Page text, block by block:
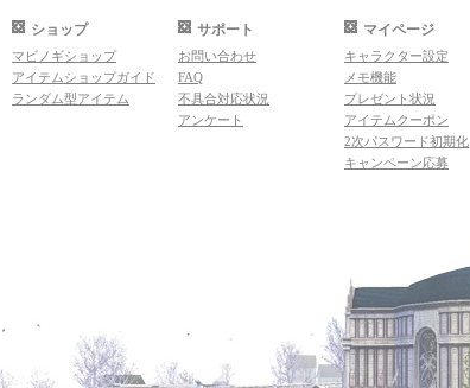
ショップ
マビノギショップ
アイテムショップガイド
ランダム型アイテム
サポート
お問い合わせ
FAQ
不具合対応状況
アンケート
マイページ
キャラクター設定
メモ機能
プレゼント状況
アイテムクーポン
2次パスワード初期化
キャンペーン応募